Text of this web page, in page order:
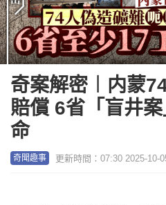
奇案解密︱内蒙
賠償 6省「盲井
命
奇聞趣事 更新時間：07:30 2025-10-